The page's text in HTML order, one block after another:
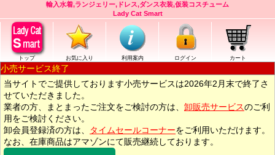
輸入水着,ランジェリー,ドレス,ダンス衣装,仮装コスチューム
Lady Cat Smart
トップ お気に入り 利用案内 ログイン カート
小売サービス終了
当サイトでご提供しております小売サービスは2026年2月末で終了さ
せていただきました。
業者の方、まとまったご注文をご検討の方は、 卸販売サービスのご利
用をご検討ください。
卸会員登録済の方は、
タイムセールコーナーをご利用いただけます。
なお、在庫商品はアマゾンにて販売継続しております。